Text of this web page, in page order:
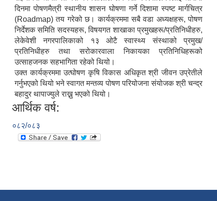
दिनमा पोषणमैत्री स्थानीय शासन घोषणा गर्ने दिशामा स्पष्ट मार्गचित्र
(Roadmap) तय गरेको छ। कार्यक्रममा सबै वडा अध्यक्षहरू, पोषण
निर्देशक समिति सदस्यहरू, विषयगत शाखाका प्रमुखहरू/प्रतिनिधीहरु,
लेकेवेशी नगरपालिकाको १३ ओटै स्वास्थ्य संस्थाको प्रमुख/
प्रतिनिधीहरु तथा सरोकारवाला निकायका प्रतिनिधिहरूको
उत्साहजनक सहभागिता रहेको थियो।
उक्त कार्यक्रममा उत्घोषण कृषि विकास अधिकृत श्री जीवन उप्रेतीले
गर्नुभएको थियो भने स्वागत मन्तव्य पोषण परियोजना संयोजक श्री चन्द्र
बहादुर थापाज्युले राख्नु भएको थियो।
आर्थिक वर्ष:
०८२/०८३